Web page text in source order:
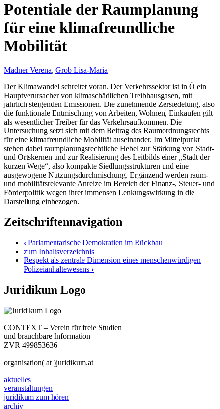
Potentiale der Raumplanung
für eine klimafreundliche
Mobilität
Madner Verena, Grob Lisa-Maria
Der Klimawandel schreitet voran. Der Verkehrssektor ist in Ö ein
Hauptverursacher von klimaschädlichen Treibhausgasen, mit
jährlich steigenden Emissionen. Die zunehmende Zersiedelung, also
die funktionale Entmischung von Arbeiten, Wohnen, Einkaufen gilt
als wesentlicher Treiber für das Verkehrsaufkommen. Die
Untersuchung setzt sich mit dem Beitrag des Raumordnungsrechts
für eine klimafreundliche Mobilität auseinander. Im Mittelpunkt
stehen dabei raumplanungsrechtliche Hebel zur Stärkung von Stadt-
und Ortskernen und zur Realisierung des Leitbilds einer „Stadt der
kurzen Wege“, also kompakte Siedlungsstrukturen und eine
ausgewogene Nutzungsdurchmischung. Ergänzend werden raum-
und mobilitätsrelevante Anreize im Bereich der Finanz-, Steuer- und
Förderpolitik wegen ihrer immensen Lenkungswirkung in die
Darstellung einbezogen.
Zeitschriftennavigation
‹ Parlamentarische Demokratien im Rückbau
zum Inhaltsverzeichnis
Respekt als zentrale Dimension eines menschenwürdigen
Polizeianhaltewesens ›
Juridikum Logo
CONTEXT – Verein für freie Studien
und brauchbare Information
ZVR 499853636
organisation( at )juridikum.at
aktuelles
veranstaltungen
juridikum zum hören
archiv